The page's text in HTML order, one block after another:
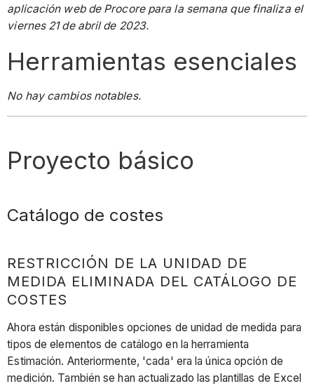
aplicación web de Procore para la semana que finaliza el
viernes 21 de abril de 2023.
Herramientas esenciales
No hay cambios notables.
Proyecto básico
Catálogo de costes
RESTRICCIÓN DE LA UNIDAD DE
MEDIDA ELIMINADA DEL CATÁLOGO DE
COSTES
Ahora están disponibles opciones de unidad de medida para
tipos de elementos de catálogo en la herramienta
Estimación. Anteriormente, 'cada' era la única opción de
medición. También se han actualizado las plantillas de Excel